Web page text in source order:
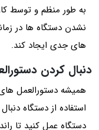
به طور منظم و توسط
نشدن دستگاه ها در
های جدی ایجاد کند.
دنبال کردن
همیشه دستورالعمل های
استفاده از دستگاه
دستگاه عمل کنید تا